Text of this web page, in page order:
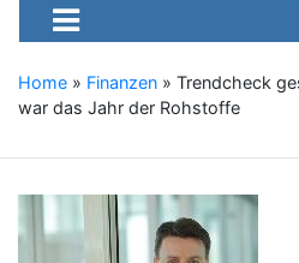
Home » Finanzen » Trendcheck
war das Jahr der Rohstoffe